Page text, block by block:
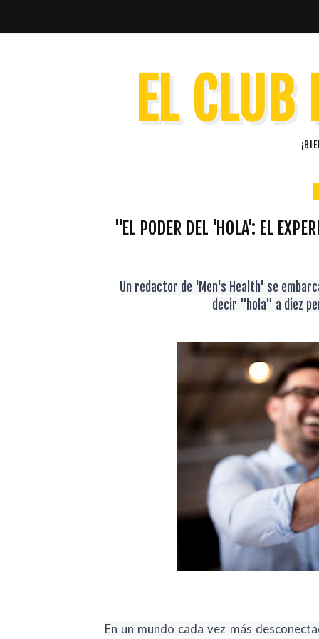
EL
"EL PODER DEL 'HOLA': EL
Un redactor de 'Men's Health' se
decir "hola" a diez
En un mundo cada vez más